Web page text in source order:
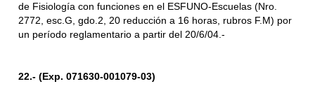
de Fisiología con funciones en el ESFUNO-Escuelas (Nro.
2772, esc.G, gdo.2, 20 reducción a 16 horas, rubros F.M) por
un período reglamentario a partir del 20/6/04.-
22.- (Exp. 071630-001079-03)